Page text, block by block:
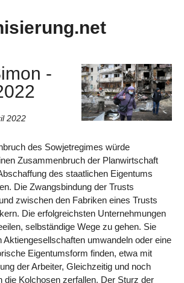
-
2022
des Sowjetregimes würde
Zusammenbruch der Planwirtschaft
des staatlichen Eigentums
Die Zwangsbindung der Trusts
zwischen den Fabriken eines Trusts
Die erfolgreichsten Unternehmungen
selbständige Wege zu gehen. Sie
Aktiengesellschaften umwandeln oder eine
Eigentumsform finden, etwa mit
der Arbeiter, Gleichzeitig und noch
die Kolchosen zerfallen. Der Sturz der